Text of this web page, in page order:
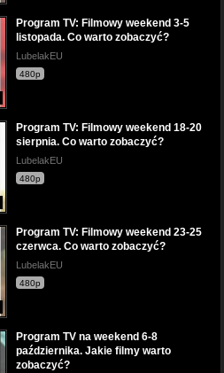
Program TV: Filmowy weekend 3-5
listopada. Co warto zobaczyć?
LubelakEU
480p
Program TV: Filmowy weekend 18-20
sierpnia. Co warto zobaczyć?
LubelakEU
480p
Program TV: Filmowy weekend 23-25
czerwca. Co warto zobaczyć?
LubelakEU
480p
Program TV na weekend 6-8
października. Jakie filmy warto
zobaczyć?